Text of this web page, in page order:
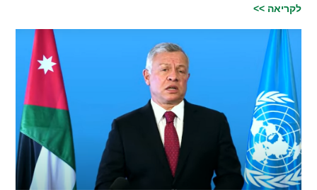
לקריאה >>